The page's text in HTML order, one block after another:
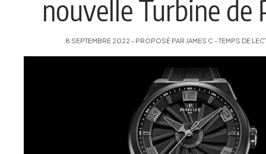
nouvelle Turbine de
8 SEPTEMBRE 2022 - PROPOSÉ PAR JAMES C - TEMPS DE